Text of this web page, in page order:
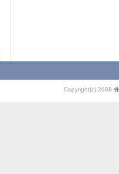
Copyright(c) 2008